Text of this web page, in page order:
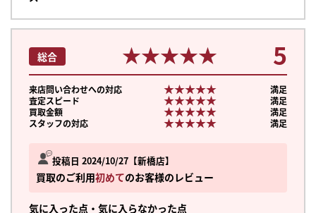
投稿日 2024/10/27 新橋店
買取のご利用初めてのお客様のレビュー
気に入った点・気に入らなかった点
総合 ★★★★★
★★★★★ 5
来店問い合わせへの対応 ★★★★★
★★★★★
満足
査定スピード
★★★★★
★★★★★
満足
買取金額
★★★★★
★★★★★
満足
スタッフの対応
★★★★★
★★★★★ 満足